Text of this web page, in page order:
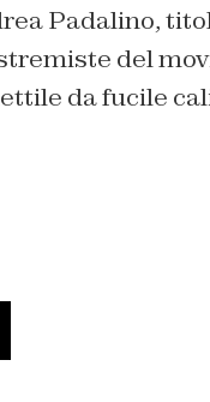
Padalino,
del
da fucile